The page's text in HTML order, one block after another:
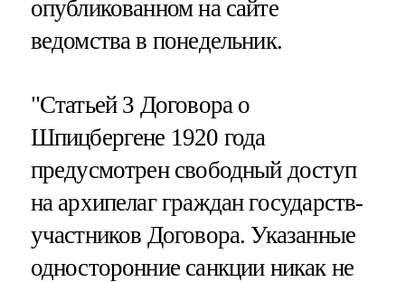
опубликованном на сайте
ведомства в понедельник.
"Статьей 3 Договора о
Шпицбергене 1920 года
предусмотрен свободный доступ
на архипелаг граждан государств-
участников Договора. Указанные
односторонние санкции никак не